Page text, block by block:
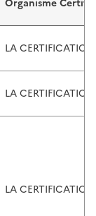
LA
LA
LA